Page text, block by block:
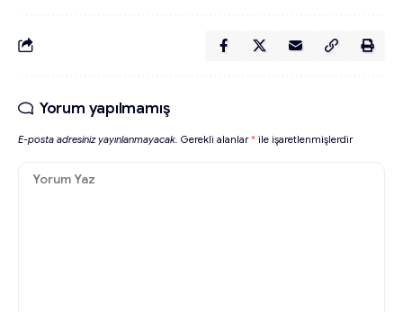
Yorum yapılmamış
E-posta adresiniz yayınlanmayacak. Gerekli alanlar* ile işaretlenmişlerdir